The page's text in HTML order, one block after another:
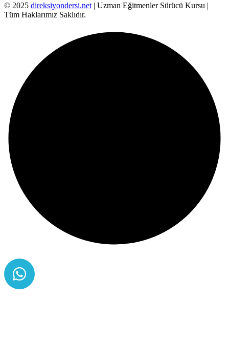
© 2025 direksiyondersi.net | Uzman Eğitmenler Sürücü Kursu |
Tüm Haklarımız Saklıdır.